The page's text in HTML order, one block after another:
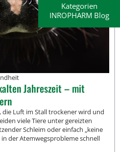
Jahreszeit – mit
Luft im Stall trockener wird und
viele Tiere unter gereizten
Schleim oder einfach „keine
der Atemwegsprobleme schnell
Kategorien
INROPHARM Blog